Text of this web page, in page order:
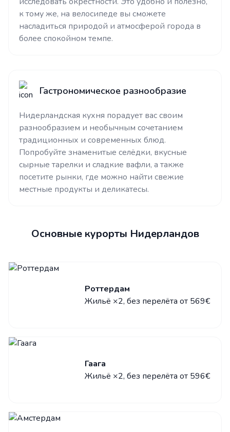
к тому же, на велосипеде вы сможете
насладиться природой и атмосферой города в
более спокойном темпе.
Гастрономическое разнообразие
Нидерландская кухня порадует вас своим
разнообразием и необычным сочетанием
традиционных и современных блюд.
Попробуйте знаменитые селёдки, вкусные
сырные тарелки и сладкие вафли, а также
посетите рынки, где можно найти свежие
местные продукты и деликатесы.
Основные курорты Нидерландов
Роттердам
Жильё ×2, без перелёта от 569€
Гаага
Жильё ×2, без перелёта от 596€